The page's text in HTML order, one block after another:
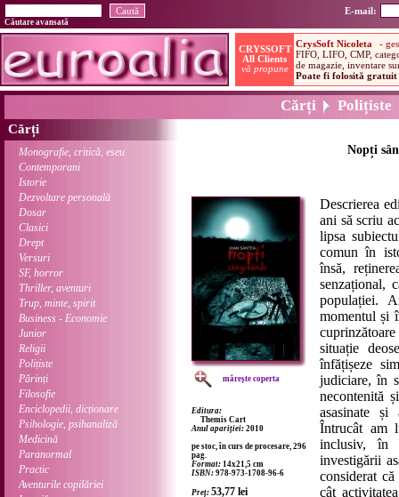
E-mail:
Căutare avansată
Cărți Polițiste
Cărți
Monografie, critică, eseu
Contemporani
Istorie
Dezvoltare personală
Dosar
Clasici
Drept
Versuri
SF, horror
Thriller, aventuri
Trup, minte, spirit
Business - Economie
Junior
Religii
Polițiste
Părinți
Filosofie
Enciclopedii, dicționare
Psihologie, psihanaliză
Medicină
Paranormal
Practic
Aventurile copilăriei
Nopți
mărește coperta
Editura:
Themis Cart
Anul apariției: 2010
pe stoc, în curs de procesare, 296
pag.
Format: 14x21,5 cm
ISBN: 978-973-1708-96-6
Preț: 53,77 lei
Descrierea
ani să scriu
lipsa
comun în
însă,
senzațional,
populației.
momentul și
situație
înfățișeze
judiciare, în
necontenită
asasinate și
Întrucât am
inclusiv, în
investigării
considerat
cât